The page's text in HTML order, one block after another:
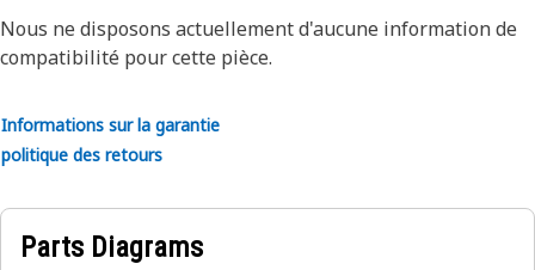
Nous ne disposons actuellement d'aucune information de
compatibilité pour cette pièce.
Informations sur la garantie
politique des retours
Parts Diagrams